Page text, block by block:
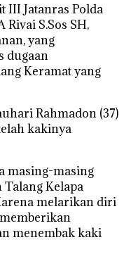
III Jatanras Polda
S.Sos SH,
yang
dugaan
Keramat yang
Rahmadon (37)
kakinya
masing-masing
Talang Kelapa
melarikan diri
menembak kaki